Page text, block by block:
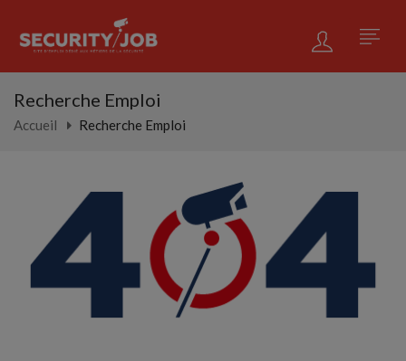
Recherche Emploi
Accueil Recherche Emploi